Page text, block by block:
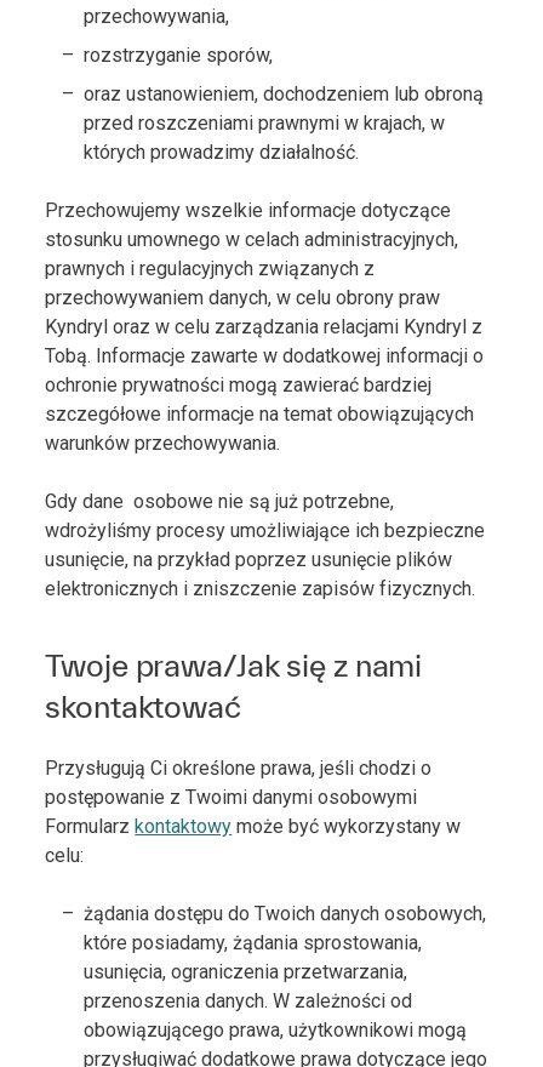
przechowywania,
rozstrzyganie sporów,
oraz ustanowieniem, dochodzeniem lub obroną
przed roszczeniami prawnymi w krajach, w
których prowadzimy działalność.
Przechowujemy wszelkie informacje dotyczące
stosunku umownego w celach administracyjnych,
prawnych i regulacyjnych związanych z
przechowywaniem danych, w celu obrony praw
Kyndryl oraz w celu zarządzania relacjami Kyndryl z
Tobą. Informacje zawarte w dodatkowej informacji o
ochronie prywatności mogą zawierać bardziej
szczegółowe informacje na temat obowiązujących
warunków przechowywania.
Gdy dane osobowe nie są już potrzebne,
wdrożyliśmy procesy umożliwiające ich bezpieczne
usunięcie, na przykład poprzez usunięcie plików
elektronicznych i zniszczenie zapisów fizycznych.
Twoje prawa/Jak się z nami
skontaktować
Przysługują Ci określone prawa, jeśli chodzi o
postępowanie z Twoimi danymi osobowymi
Formularzkontaktowy może być wykorzystany w
celu:
żądania dostępu do Twoich danych osobowych,
które posiadamy, żądania sprostowania,
usunięcia, ograniczenia przetwarzania,
przenoszenia danych. W zależności od
obowiązującego prawa, użytkownikowi mogą
przysługiwać dodatkowe prawa dotyczące jego